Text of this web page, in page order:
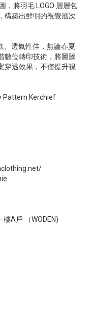
，將羽毛 LOGO 層層包
構築出鮮明的視覺層次
、透氣性佳，無論春夏
數位轉印技術，將圖騰
穿透效果，不僅提升視
Pattern Kerchief
A戶 （WODEN)